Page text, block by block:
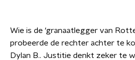
Wie is de ‘granaatlegger van
probeerde de rechter achter te
Dylan B.. Justitie denkt zeker te